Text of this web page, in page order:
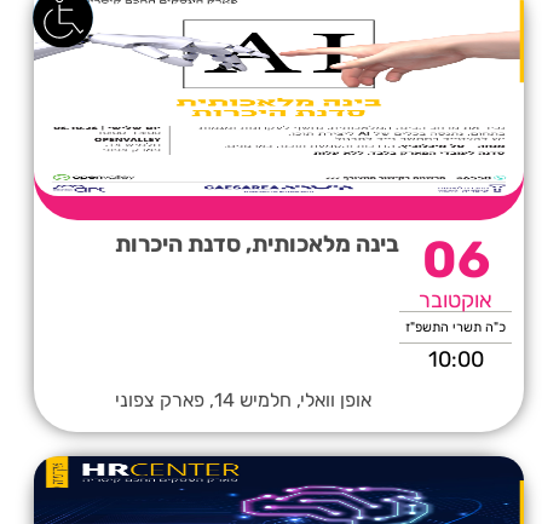
06
אוקטובר
כ"ה תשרי התשפ"ז
10:00
בינה מלאכותית, סדנת היכרות
אופן וואלי, חלמיש 14, פארק צפוני